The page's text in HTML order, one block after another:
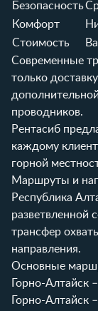
Безопасность
Комфорт
Стоимость
Современные
только
проводников.
Рентасиб
каждому
горной
Маршруты и
Республика
разветвленной
трансфер
направления.
Основные
Горно-Алтайск
Горно-Алтайск